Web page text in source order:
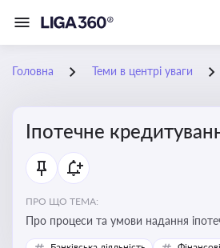
Головна Теми в центрі уваги
Іпотечне
ПРО ЩО ТЕМА:
Про процеси та умови надання
зміни у законодавстві та тенденції